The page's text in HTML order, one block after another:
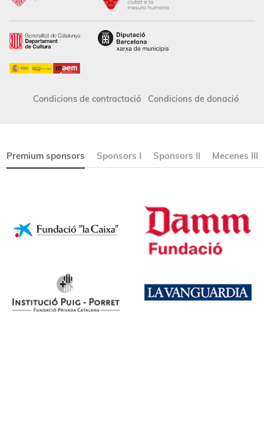
Condicions de contractació Condicions de donació
Premium sponsors Sponsors I Sponsors II Mecenes III